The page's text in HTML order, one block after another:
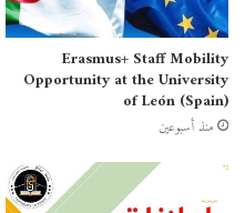
Erasmus+ Staff Mobility
Opportunity at the University
of León (Spain)
منذ أسبوعين